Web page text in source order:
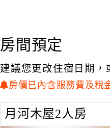
房間預定
建議您更改住宿日期，
房價已內含服務費及稅
月河木屋2人房